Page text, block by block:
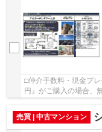
□仲介手数料・現金プ
円』がご購入の場合
売買 | 中古マンション
シ